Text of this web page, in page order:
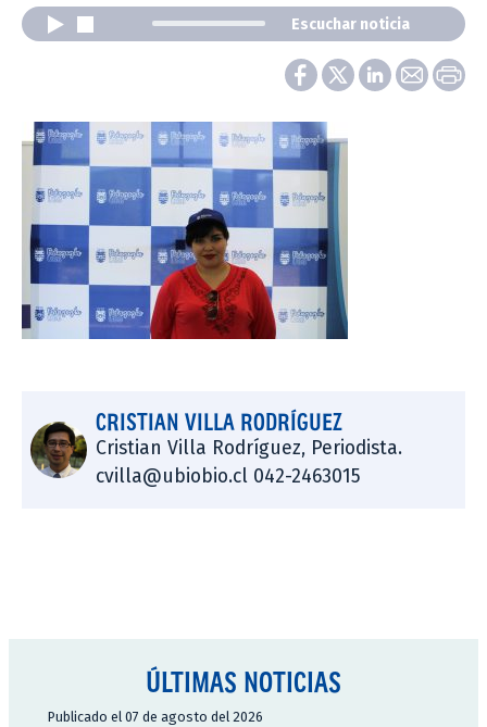
Escuchar noticia
CRISTIAN VILLA RODRÍGUEZ
Cristian Villa Rodríguez, Periodista.
cvilla@ubiobio.cl 042-2463015
ÚLTIMAS NOTICIAS
Publicado el 07 de agosto del 2026